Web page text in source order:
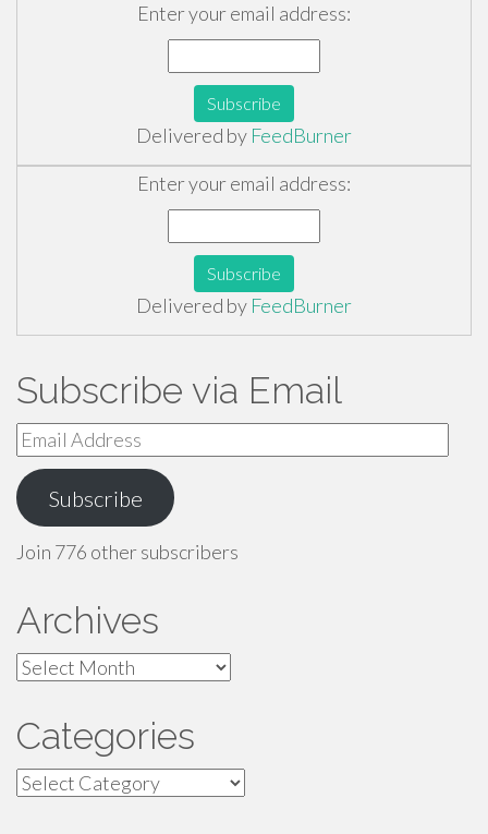
Enter your email address:
Delivered by FeedBurner
Enter your email address:
Delivered by FeedBurner
Subscribe via Email
Email
Address
Subscribe
Join 776 other subscribers
Archives
Archives
Categories
Categories